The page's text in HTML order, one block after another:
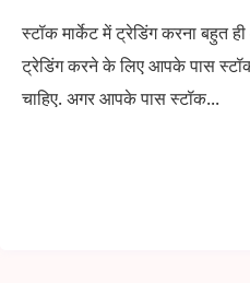
स्टॉक मार्केट में ट्रेडिंग करना बहुत
ट्रेडिंग करने के लिए आपके पास स्टॉक
चाहिए. अगर आपके पास स्टॉक...